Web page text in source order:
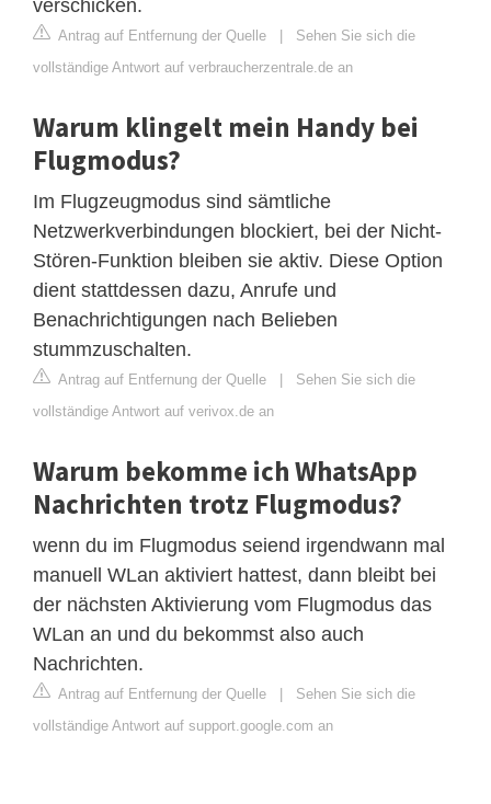
verschicken.
Antrag auf Entfernung der Quelle | Sehen Sie sich die
vollständige Antwort auf verbraucherzentrale.de an
Warum klingelt mein Handy bei
Flugmodus?
Im Flugzeugmodus sind sämtliche
Netzwerkverbindungen blockiert, bei der Nicht-
Stören-Funktion bleiben sie aktiv. Diese Option
dient stattdessen dazu, Anrufe und
Benachrichtigungen nach Belieben
stummzuschalten.
Antrag auf Entfernung der Quelle | Sehen Sie sich die
vollständige Antwort auf verivox.de an
Warum bekomme ich WhatsApp
Nachrichten trotz Flugmodus?
wenn du im Flugmodus seiend irgendwann mal
manuell WLan aktiviert hattest, dann bleibt bei
der nächsten Aktivierung vom Flugmodus das
WLan an und du bekommst also auch
Nachrichten.
Antrag auf Entfernung der Quelle | Sehen Sie sich die
vollständige Antwort auf support.google.com an